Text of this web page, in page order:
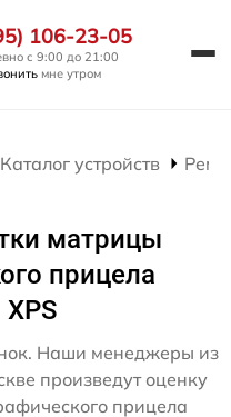
106-23-05
с 9:00 до 21:00
мне утром
Каталог устройств
матрицы
прицела
XPS
Наши менеджеры из
произведут оценку
прицела